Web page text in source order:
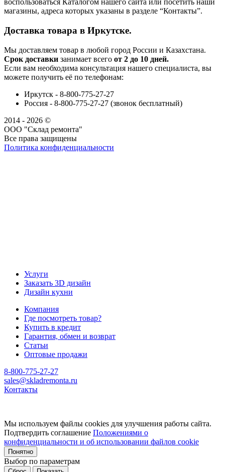
воспользоваться Каталогом нашего сайта или посетить наши
магазины, адреса которых указаны в разделе “Контакты”.
Доставка товара в Иркутске.
Мы доставляем товар в любой город России и Казахстана.
Срок доставки занимает всего от 2 до 10 дней.
Если вам необходима консультация нашего специалиста, вы
можете получить её по телефонам:
Иркутск - 8-800-775-27-27
Россия - 8-800-775-27-27 (звонок бесплатный)
2014 - 2026 ©
ООО "Склад ремонта"
Все права защищены
Политика конфиденциальности
Услуги
Заказать 3D дизайн
Дизайн кухни
Компания
Где посмотреть товар?
Купить в кредит
Гарантия, обмен и возврат
Статьи
Оптовые продажи
8-800-775-27-27
sales@skladremonta.ru
Контакты
Мы используем файлы cookies для улучшения работы сайта.
Подтвердить соглашение Положениями о
конфиденциальности и об использовании файлов cookie
Понятно
Выбор по параметрам